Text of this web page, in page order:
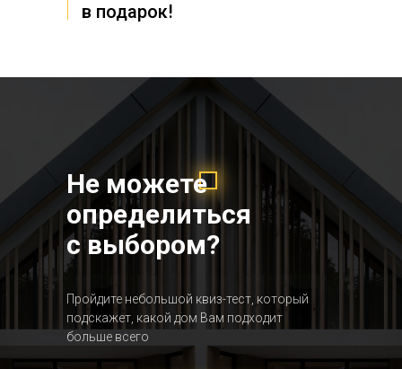
в подарок!
Не можете
определиться
с выбором?
Пройдите небольшой квиз-тест, который
подскажет, какой дом Вам подходит
больше всего